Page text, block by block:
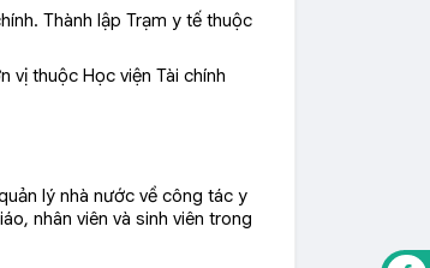
Thành lập Trạm y tế thuộc
thuộc Học viện Tài chính
lý nhà nước về công tác y
nhân viên và sinh viên trong